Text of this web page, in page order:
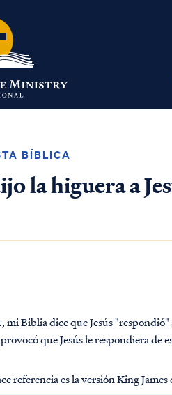
BÍBLICA
la higuera a
mi Biblia dice que Jesús
que Jesús le respondiera de
referencia es la versión King